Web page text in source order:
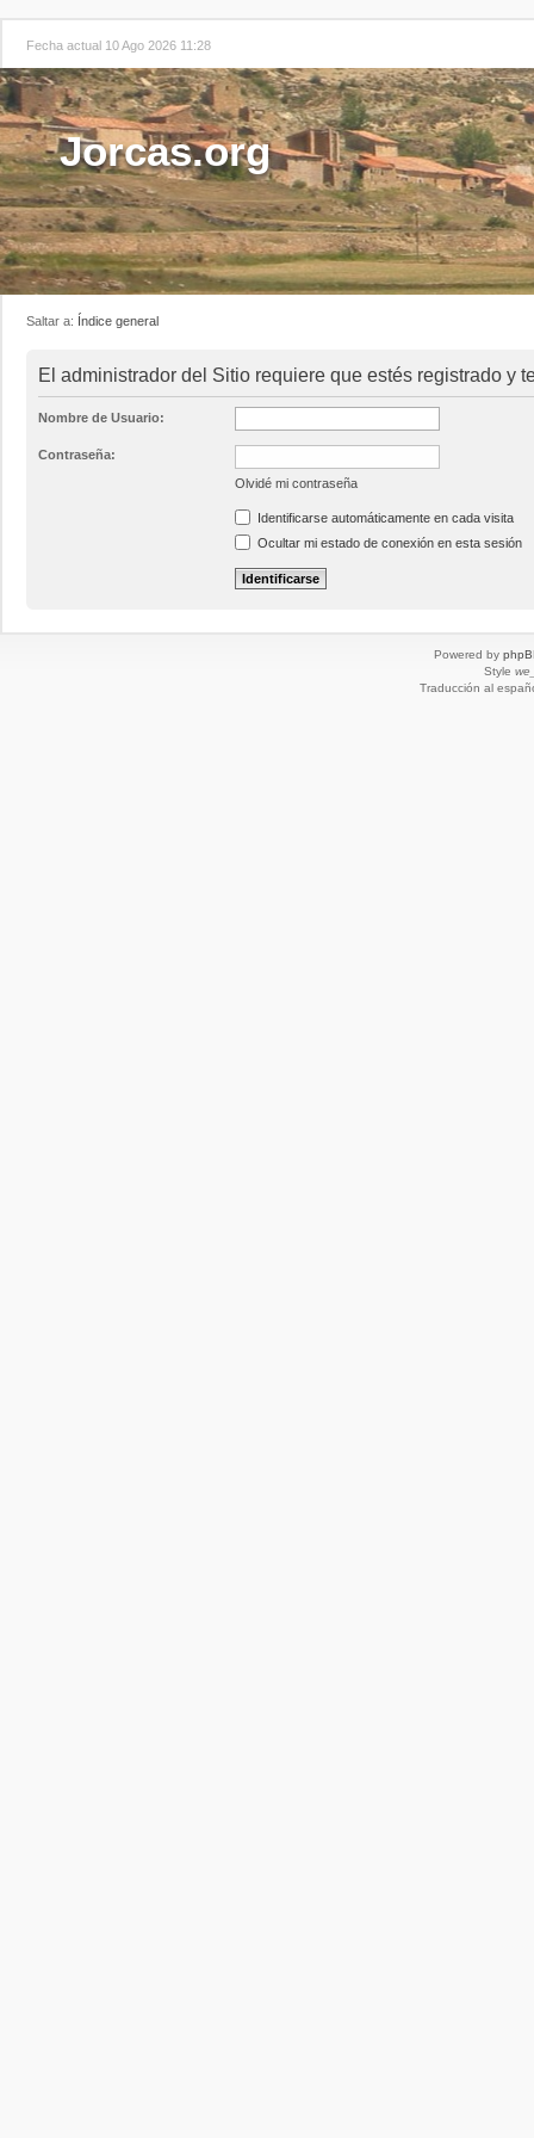
Fecha actual 10 Ago 2026 11:28
Jorcas.org
Saltar a: Índice general
El administrador del Sitio requiere que estés registrado y
Nombre de Usuario:
Contraseña:
Olvidé mi contraseña
Identificarse automáticamente en cada visita
Ocultar mi estado de conexión en esta sesión
Powered by
Style
Traducción al